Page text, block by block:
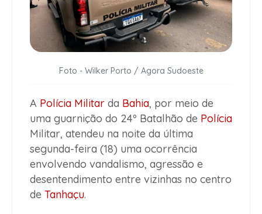
Foto - Wilker Porto / Agora Sudoeste
A Polícia Militar da Bahia, por meio de
uma guarnição do 24º Batalhão de Polícia
Militar, atendeu na noite da última
segunda-feira (18) uma ocorrência
envolvendo vandalismo, agressão e
desentendimento entre vizinhas no centro
de Tanhaçu.